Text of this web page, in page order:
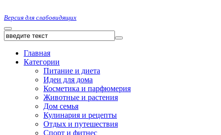
Версия для слабовидящих
Главная
Категории
Питание и диета
Идеи для дома
Косметика и парфюмерия
Животные и растения
Дом семья
Кулинария и рецепты
Отдых и путешествия
Спорт и фитнес